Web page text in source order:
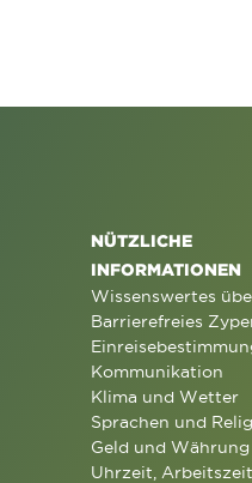
NÜTZLICHE
INFORMATIONEN
Wissenswertes
Barrierefreies
Kommunikation
Klima und Wetter
Sprachen und
Geld und Währung
Uhrzeit,